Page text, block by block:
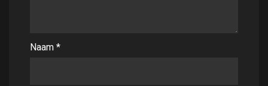
Naam *